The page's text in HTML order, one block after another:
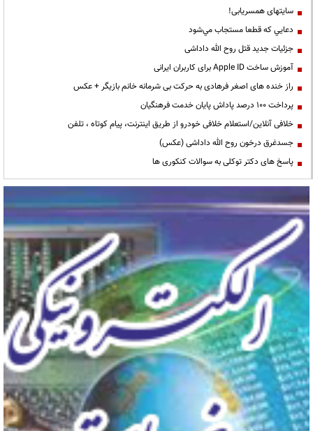
سایتهای همسریابی!
دعايي كه قطعا مستجاب مي‌شود
جزئیات جدید قتل روح الله داداشی
آموزش ساخت Apple ID برای کاربران ایرانی
راز خنده های اصغر فرهادی به حرکت بی شرمانه خانم بازیگر + عکس
پرداخت ۱۰۰ درصد پاداش پایان خدمت فرهنگیان
خلافی آنلاین/استعلام خلافی خودرو از طریق اینترنت، پیام کوتاه ، تلفن
جسدغرق درخون روح الله داداشی (عکس)
پاسخ های دکتر توکلی به سوالات کنکوری ها